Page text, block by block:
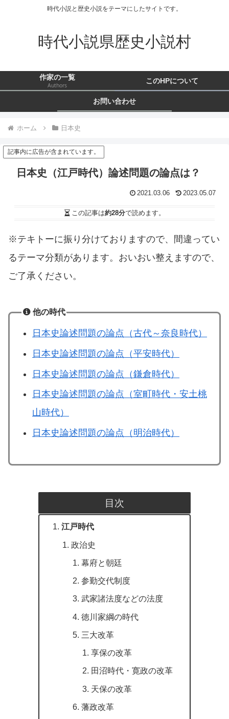
時代小説と歴史小説をテーマにしたサイトです。
時代小説県歴史小説村
作家の一覧
Authors
このHPについて
お問い合わせ
ホーム 日本史
記事内に広告が含まれています。
日本史（江戸時代）論述問題の論点は？
2021.03.06 2023.05.07
この記事は約28分で読めます。
※テキトーに振り分けておりますので、間違ってい
るテーマ分類があります。おいおい整えますので、
ご了承ください。
他の時代
日本史論述問題の論点（古代～奈良時代）
日本史論述問題の論点（平安時代）
日本史論述問題の論点（鎌倉時代）
日本史論述問題の論点（室町時代・安土桃
山時代）
日本史論述問題の論点（明治時代）
目次
江戸時代
政治史
幕府と朝廷
参勤交代制度
武家諸法度などの法度
徳川家綱の時代
三大改革
享保の改革
田沼時代・寛政の改革
天保の改革
藩政改革